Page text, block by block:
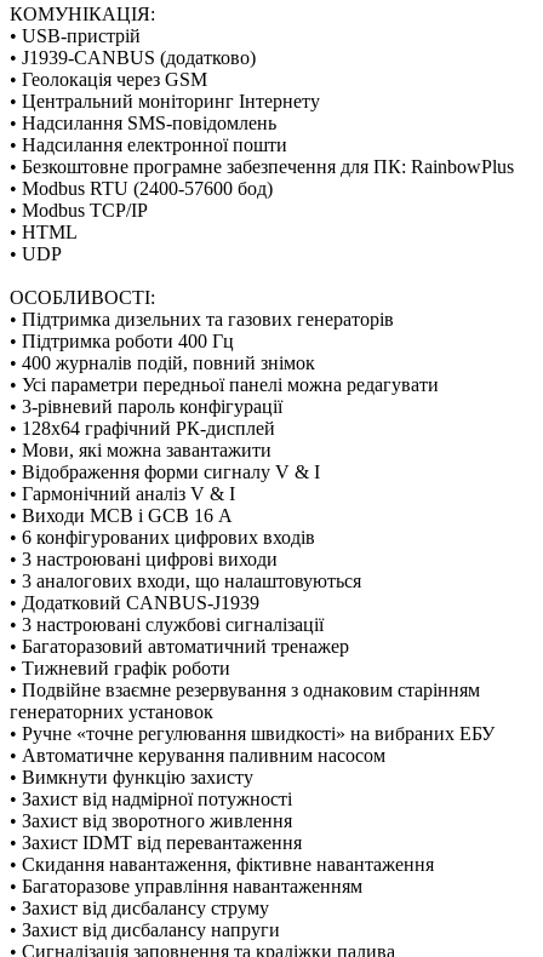
КОМУНІКАЦІЯ:
• USB-пристрій
• J1939-CANBUS (додатково)
• Геолокація через GSM
• Центральний моніторинг Інтернету
• Надсилання SMS-повідомлень
• Надсилання електронної пошти
• Безкоштовне програмне забезпечення для ПК: RainbowPlus
• Modbus RTU (2400-57600 бод)
• Modbus TCP/IP
• HTML
• UDP
ОСОБЛИВОСТІ:
• Підтримка дизельних та газових генераторів
• Підтримка роботи 400 Гц
• 400 журналів подій, повний знімок
• Усі параметри передньої панелі можна редагувати
• 3-рівневий пароль конфігурації
• 128x64 графічний РК-дисплей
• Мови, які можна завантажити
• Відображення форми сигналу V & I
• Гармонічний аналіз V & I
• Виходи MCB і GCB 16 А
• 6 конфігурованих цифрових входів
• 3 настроювані цифрові виходи
• 3 аналогових входи, що налаштовуються
• Додатковий CANBUS-J1939
• 3 настроювані службові сигналізації
• Багаторазовий автоматичний тренажер
• Тижневий графік роботи
• Подвійне взаємне резервування з однаковим старінням
генераторних установок
• Ручне «точне регулювання швидкості» на вибраних ЕБУ
• Автоматичне керування паливним насосом
• Вимкнути функцію захисту
• Захист від надмірної потужності
• Захист від зворотного живлення
• Захист IDMT від перевантаження
• Скидання навантаження, фіктивне навантаження
• Багаторазове управління навантаженням
• Захист від дисбалансу струму
• Захист від дисбалансу напруги
• Сигналізація заповнення та крадіжки палива